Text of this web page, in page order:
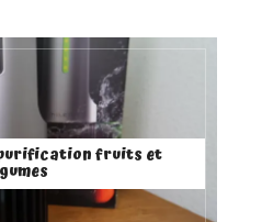
fruits et